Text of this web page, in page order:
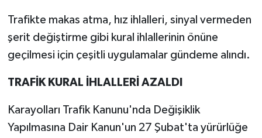
Trafikte makas atma, hız ihlalleri, sinyal vermeden
şerit değiştirme gibi kural ihlallerinin önüne
geçilmesi için çeşitli uygulamalar gündeme alındı.
TRAFİK KURAL İHLALLERİ AZALDI
Karayolları Trafik Kanunu'nda Değişiklik
Yapılmasına Dair Kanun'un 27 Şubat'ta yürürlüğe